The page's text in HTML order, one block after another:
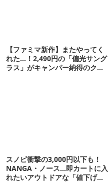
【ファミマ新作】またやってく
れた…！2,490円の「偏光サング
ラス」がキャンパー納得のクオ
スノピ衝撃の3,000円以下も！
NANGA・ノース…即カートに入
れたいアウトドアな「値下げ夏